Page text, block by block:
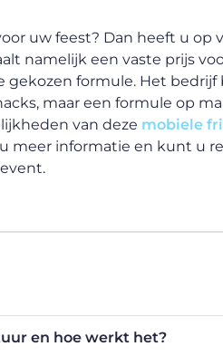
uw feest? Dan heeft u op
namelijk een vaste prijs
gekozen formule. Het bedrijf
maar een formule op
van deze mobiele
meer informatie en kunt u
en hoe werkt het?